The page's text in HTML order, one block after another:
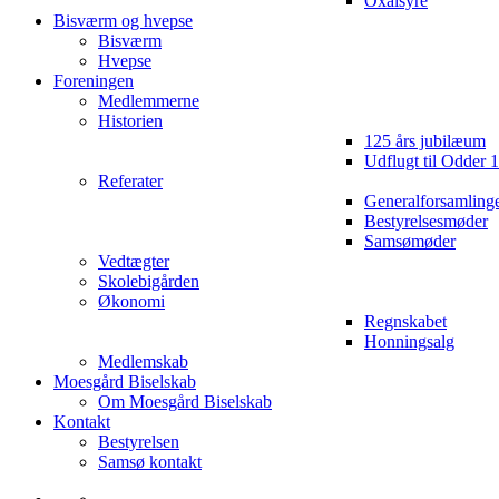
Bisværm og hvepse
Bisværm
Hvepse
Foreningen
Medlemmerne
Historien
125 års jubilæum
Udflugt til Odder
Referater
Bestyrelsesmøder
Samsømøder
Vedtægter
Skolebigården
Økonomi
Regnskabet
Honningsalg
Medlemskab
Moesgård Biselskab
Om Moesgård Biselskab
Kontakt
Bestyrelsen
Samsø kontakt